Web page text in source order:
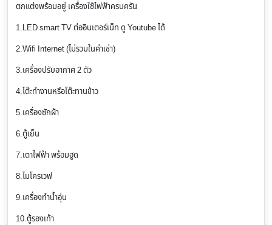
ตกแต่งพร้อมอยู่ เครื่องใช้ไฟฟ้าครบครัน
1.LED smart TV ต่ออินเตอร์เน็ท ดู Youtube ได้
2.Wifi Internet (ไม่รวมในค่าเช่า)
3.เครื่องปรับอากาศ 2 ตัว
4.โต๊ะทำงานหรือโต๊ะทานข้าว
5.เครื่องซักผ้า
6.ตู้เย็น
7.เตาไฟฟ้า พร้อมฮูด
8.ไมโครเวฟ
9.เครื่องทำน้ำอุ่น
10.ตู้รองเท้า